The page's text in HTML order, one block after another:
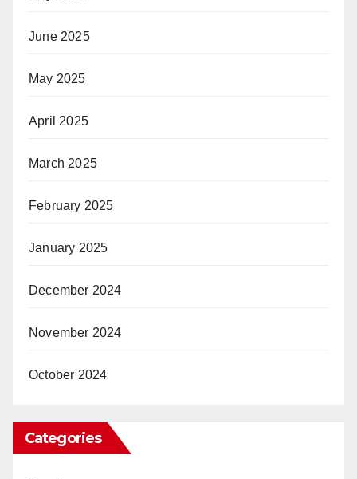
June 2025
May 2025
April 2025
March 2025
February 2025
January 2025
December 2024
November 2024
October 2024
Categories